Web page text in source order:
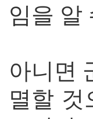
임을 알
아니면
멸할 것